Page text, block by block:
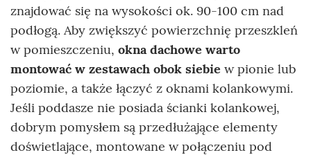
znajdować się na wysokości ok. 90-100 cm nad
podłogą. Aby zwiększyć powierzchnię przeszkleń
w pomieszczeniu, okna dachowe warto
montować w zestawach obok siebie w pionie lub
poziomie, a także łączyć z oknami kolankowymi.
Jeśli poddasze nie posiada ścianki kolankowej,
dobrym pomysłem są przedłużające elementy
doświetlające, montowane w połączeniu pod